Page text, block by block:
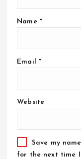
Name *
Email *
Website
Save my
for the next time I